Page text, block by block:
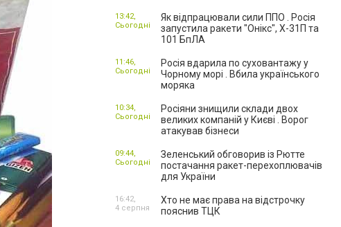
Як відпрацювали сили ППО . Росія
запустила ракети "Онікс", Х-31П та
101 БпЛА
13:42,
Сьогодні
Росія вдарила по суховантажу у
Чорному морі . Вбила українського
моряка
11:46,
Сьогодні
Росіяни знищили склади двох
великих компаній у Києві . Ворог
атакував бізнеси
10:34,
Сьогодні
Зеленський обговорив із Рютте
постачання ракет-перехоплювачів
для України
09:44,
Сьогодні
Хто не має права на відстрочку
пояснив ТЦК
16:42,
4 серпня